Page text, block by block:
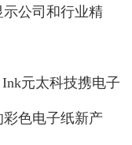
公司和行业精
元太科技携电子
色电子纸新产